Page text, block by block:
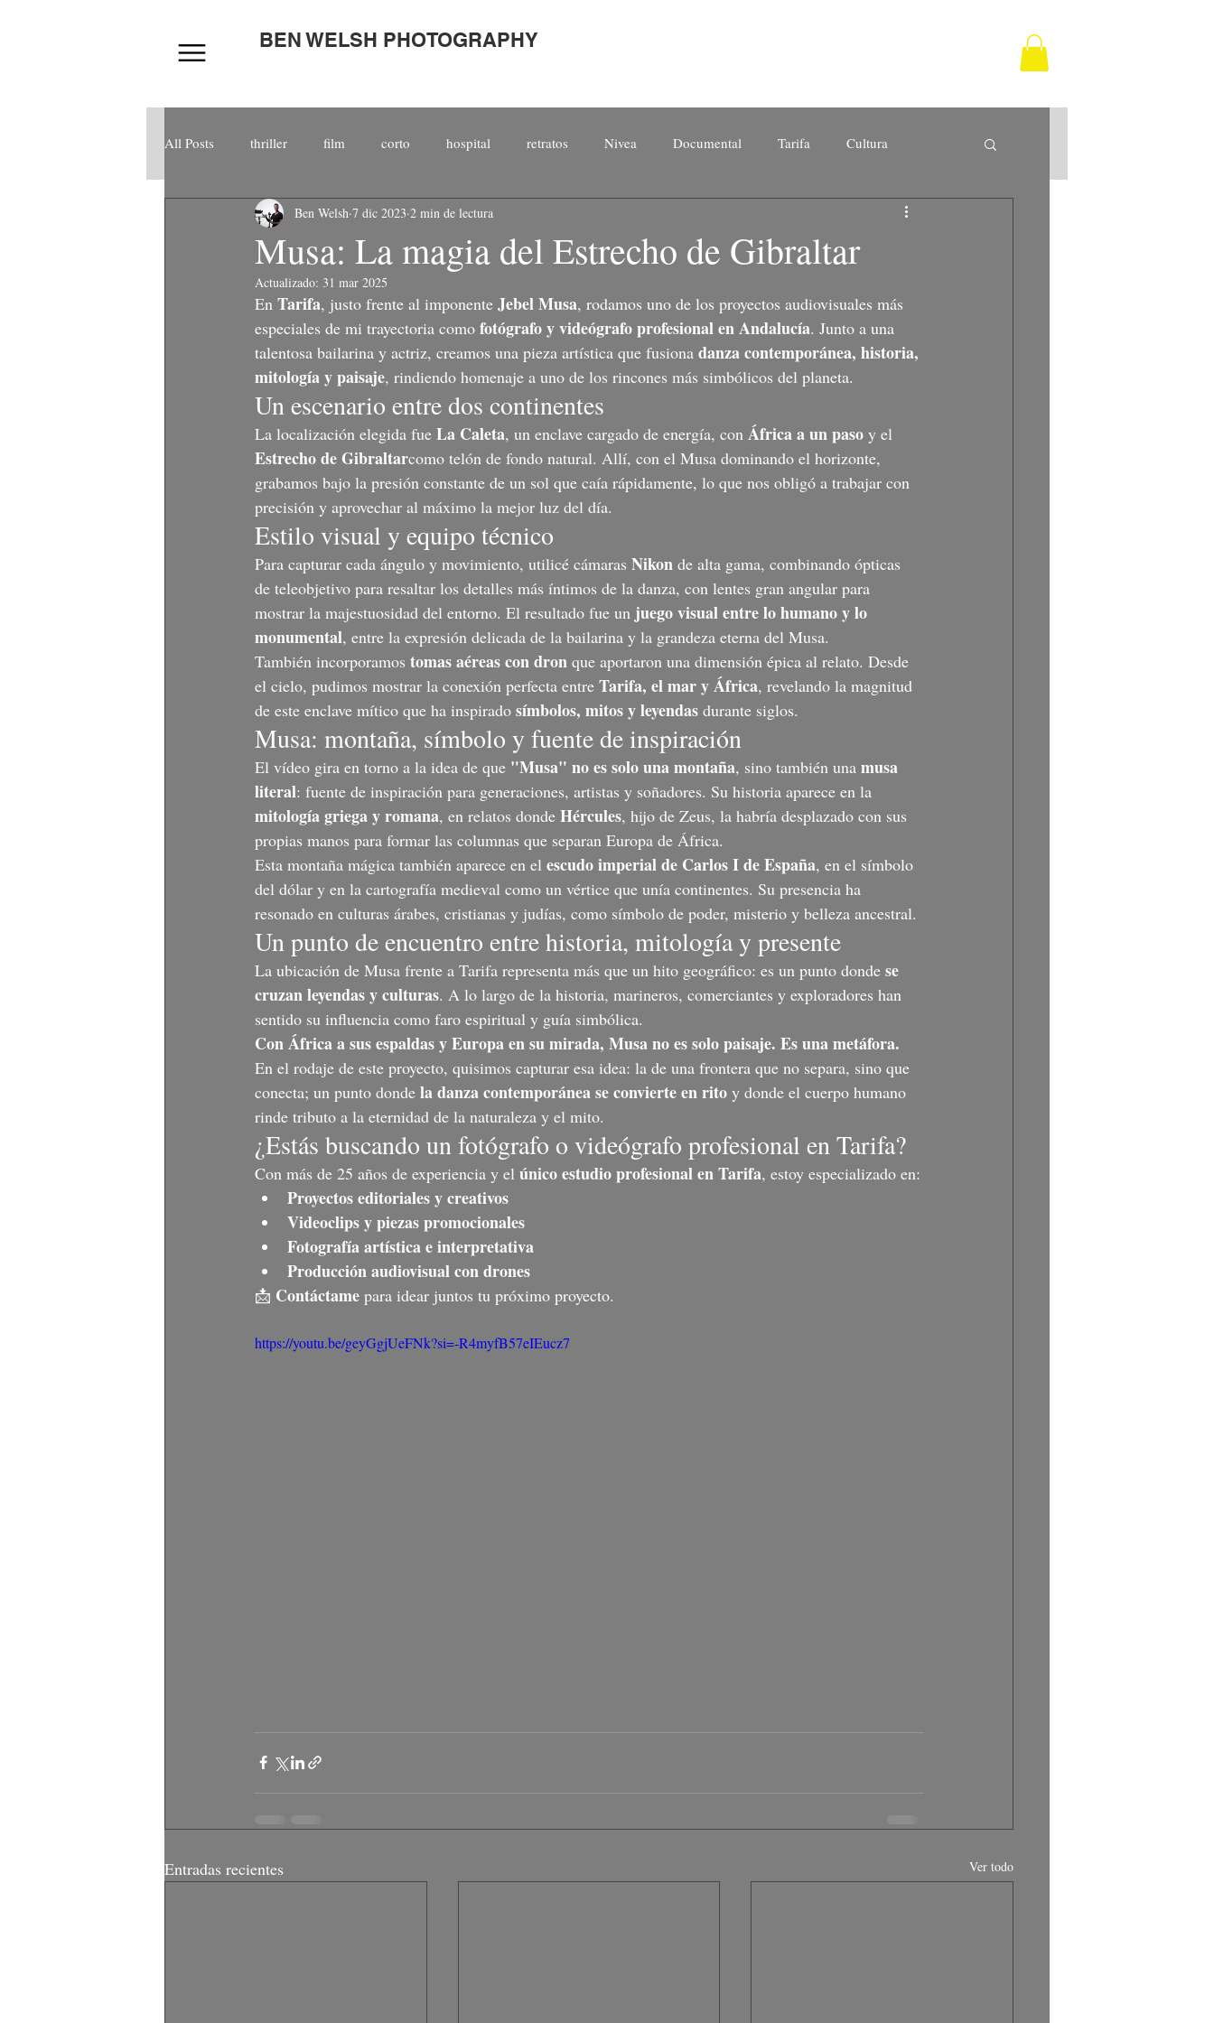
BEN WELSH PHOTOGRAPHY
All Posts thriller film corto hospital retratos Nivea Documental Tarifa Cultura
Fotografía de moda
Musa: La magia del Estrecho de Gibraltar
Ben Welsh 7 dic 2023 2 min de lectura
Actualizado: 31 mar 2025
En Tarifa, justo frente al imponente Jebel Musa, rodamos uno de los proyectos audiovisuales más
especiales de mi trayectoria como fotógrafo y videógrafo profesional en Andalucía. Junto a una
talentosa bailarina y actriz, creamos una pieza artística que fusiona danza contemporánea, historia,
mitología y paisaje, rindiendo homenaje a uno de los rincones más simbólicos del planeta.
Un escenario entre dos continentes
La localización elegida fue La Caleta, un enclave cargado de energía, con África a un paso y el
Estrecho de Gibraltarcomo telón de fondo natural. Allí, con el Musa dominando el horizonte,
grabamos bajo la presión constante de un sol que caía rápidamente, lo que nos obligó a trabajar con
precisión y aprovechar al máximo la mejor luz del día.
Estilo visual y equipo técnico
Para capturar cada ángulo y movimiento, utilicé cámaras Nikon de alta gama, combinando ópticas
de teleobjetivo para resaltar los detalles más íntimos de la danza, con lentes gran angular para
mostrar la majestuosidad del entorno. El resultado fue un juego visual entre lo humano y lo
monumental, entre la expresión delicada de la bailarina y la grandeza eterna del Musa.
También incorporamos tomas aéreas con dron que aportaron una dimensión épica al relato. Desde
el cielo, pudimos mostrar la conexión perfecta entre Tarifa, el mar y África, revelando la magnitud
de este enclave mítico que ha inspirado símbolos, mitos y leyendas durante siglos.
Musa: montaña, símbolo y fuente de inspiración
El vídeo gira en torno a la idea de que "Musa" no es solo una montaña, sino también una musa
literal: fuente de inspiración para generaciones, artistas y soñadores. Su historia aparece en la
mitología griega y romana, en relatos donde Hércules, hijo de Zeus, la habría desplazado con sus
propias manos para formar las columnas que separan Europa de África.
Esta montaña mágica también aparece en el escudo imperial de Carlos I de España, en el símbolo
del dólar y en la cartografía medieval como un vértice que unía continentes. Su presencia ha
resonado en culturas árabes, cristianas y judías, como símbolo de poder, misterio y belleza ancestral.
Un punto de encuentro entre historia, mitología y presente
La ubicación de Musa frente a Tarifa representa más que un hito geográfico: es un punto donde se
cruzan leyendas y culturas. A lo largo de la historia, marineros, comerciantes y exploradores han
sentido su influencia como faro espiritual y guía simbólica.
Con África a sus espaldas y Europa en su mirada, Musa no es solo paisaje. Es una metáfora.
En el rodaje de este proyecto, quisimos capturar esa idea: la de una frontera que no separa, sino que
conecta; un punto donde la danza contemporánea se convierte en rito y donde el cuerpo humano
rinde tributo a la eternidad de la naturaleza y el mito.
¿Estás buscando un fotógrafo o videógrafo profesional en Tarifa?
Con más de 25 años de experiencia y el único estudio profesional en Tarifa, estoy especializado en:
Proyectos editoriales y creativos
Videoclips y piezas promocionales
Fotografía artística e interpretativa
Producción audiovisual con drones
📩 Contáctame para idear juntos tu próximo proyecto.
https://youtu.be/geyGgjUeFNk?si=-R4myfB57eIEucz7
Entradas recientes Ver todo